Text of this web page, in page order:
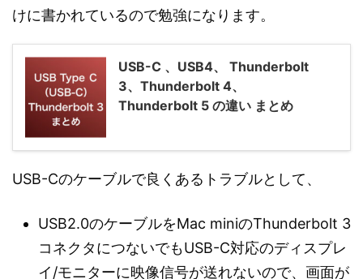
けに書かれているので勉強になります。
USB-C 、USB4、 Thunderbolt
3、Thunderbolt 4、
Thunderbolt 5 の違い まとめ
USB-Cのケーブルで良くあるトラブルとして、
USB2.0のケーブルをMac miniのThunderbolt 3
コネクタにつないでもUSB-C対応のディスプレ
イ/モニターに映像信号が送れないので、画面が